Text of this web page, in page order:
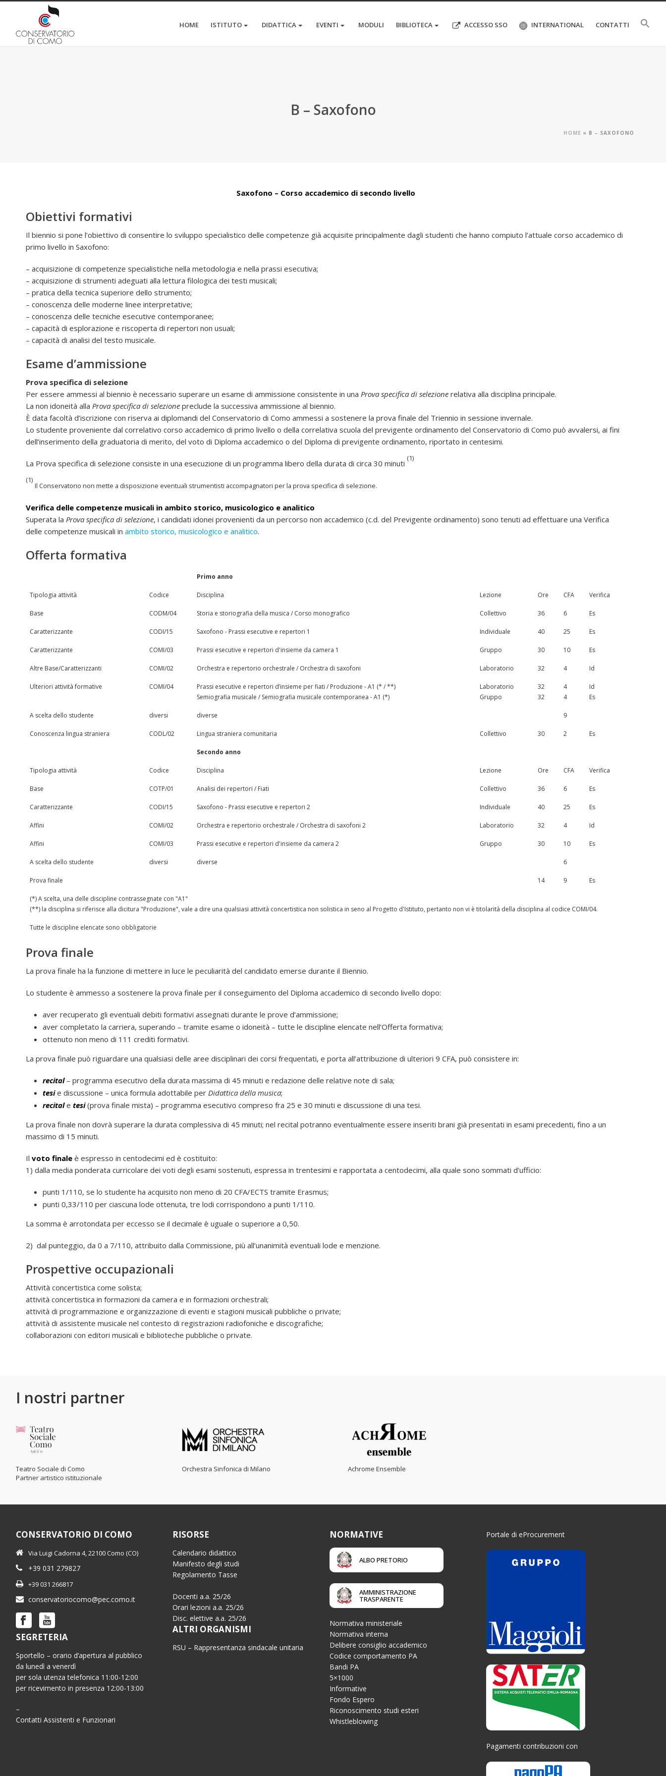
HOME ISTITUTO DIDATTICA EVENTI MODULI BIBLIOTECA ACCESSO SSO INTERNATIONAL CONTATTI
B – Saxofono
HOME » B – SAXOFONO
Saxofono – Corso accademico di secondo livello
Obiettivi formativi
Il biennio si pone l’obiettivo di consentire lo sviluppo specialistico delle competenze già acquisite principalmente dagli studenti che hanno compiuto l’attuale corso accademico di
primo livello in Saxofono:
– acquisizione di competenze specialistiche nella metodologia e nella prassi esecutiva;
– acquisizione di strumenti adeguati alla lettura filologica dei testi musicali;
– pratica della tecnica superiore dello strumento;
– conoscenza delle moderne linee interpretative;
– conoscenza delle tecniche esecutive contemporanee;
– capacità di esplorazione e riscoperta di repertori non usuali;
– capacità di analisi del testo musicale.
Esame d’ammissione
Prova specifica di selezione
Per essere ammessi al biennio è necessario superare un esame di ammissione consistente in una Prova specifica di selezione relativa alla disciplina principale.
La non idoneità alla Prova specifica di selezione preclude la successiva ammissione al biennio.
È data facoltà d’iscrizione con riserva ai diplomandi del Conservatorio di Como ammessi a sostenere la prova finale del Triennio in sessione invernale.
Lo studente proveniente dal correlativo corso accademico di primo livello o della correlativa scuola del previgente ordinamento del Conservatorio di Como può avvalersi, ai fini
dell’inserimento della graduatoria di merito, del voto di Diploma accademico o del Diploma di previgente ordinamento, riportato in centesimi.
La Prova specifica di selezione consiste in una esecuzione di un programma libero della durata di circa 30 minuti
(1)
(1)
Il Conservatorio non mette a disposizione eventuali strumentisti accompagnatori per la prova specifica di selezione.
Verifica delle competenze musicali in ambito storico, musicologico e analitico
Superata la Prova specifica di selezione, i candidati idonei provenienti da un percorso non accademico (c.d. del Previgente ordinamento) sono tenuti ad effettuare una Verifica
delle competenze musicali in ambito storico, musicologico e analitico.
Offerta formativa
Primo anno
Tipologia attività Codice Disciplina Lezione Ore CFA Verifica
Base CODM/04 Storia e storiografia della musica / Corso monografico Collettivo 36 6 Es
Caratterizzante CODI/15 Saxofono - Prassi esecutive e repertori 1 Individuale 40 25 Es
Caratterizzante COMI/03 Prassi esecutive e repertori d'insieme da camera 1 Gruppo 30 10 Es
Altre Base/Caratterizzanti COMI/02 Orchestra e repertorio orchestrale / Orchestra di saxofoni Laboratorio 32 4 Id
Ulteriori attività formative COMI/04
Prassi esecutive e repertori d’insieme per fiati / Produzione - A1 (* / **)
Semiografia musicale / Semiografia musicale contemporanea - A1 (*)
Laboratorio
Gruppo
32
32
4
4
Id
Es
A scelta dello studente diversi diverse 9
Conoscenza lingua straniera CODL/02 Lingua straniera comunitaria Collettivo 30 2 Es
Secondo anno
Tipologia attività Codice Disciplina Lezione Ore CFA Verifica
Base COTP/01 Analisi dei repertori / Fiati Collettivo 36 6 Es
Caratterizzante CODI/15 Saxofono - Prassi esecutive e repertori 2 Individuale 40 25 Es
Affini COMI/02 Orchestra e repertorio orchestrale / Orchestra di saxofoni 2 Laboratorio 32 4 Id
Affini COMI/03 Prassi esecutive e repertori d'insieme da camera 2 Gruppo 30 10 Es
A scelta dello studente diversi diverse 6
Prova finale 14 9 Es
(*) A scelta, una delle discipline contrassegnate con "A1"
(**) la disciplina si riferisce alla dicitura "Produzione", vale a dire una qualsiasi attività concertistica non solistica in seno al Progetto d'Istituto, pertanto non vi è titolarità della disciplina al codice COMI/04.
Tutte le discipline elencate sono obbligatorie
Prova finale
La prova finale ha la funzione di mettere in luce le peculiarità del candidato emerse durante il Biennio.
Lo studente è ammesso a sostenere la prova finale per il conseguimento del Diploma accademico di secondo livello dopo:
aver recuperato gli eventuali debiti formativi assegnati durante le prove d’ammissione;
aver completato la carriera, superando – tramite esame o idoneità – tutte le discipline elencate nell’Offerta formativa;
ottenuto non meno di 111 crediti formativi.
La prova finale può riguardare una qualsiasi delle aree disciplinari dei corsi frequentati, e porta all’attribuzione di ulteriori 9 CFA, può consistere in:
recital – programma esecutivo della durata massima di 45 minuti e redazione delle relative note di sala;
tesie discussione – unica formula adottabile per Didattica della musica;
recitale tesi(prova finale mista) – programma esecutivo compreso fra 25 e 30 minuti e discussione di una tesi.
La prova finale non dovrà superare la durata complessiva di 45 minuti; nel recital potranno eventualmente essere inseriti brani già presentati in esami precedenti, fino a un
massimo di 15 minuti.
Il voto finale è espresso in centodecimi ed è costituito:
1) dalla media ponderata curricolare dei voti degli esami sostenuti, espressa in trentesimi e rapportata a centodecimi, alla quale sono sommati d’ufficio:
punti 1/110, se lo studente ha acquisito non meno di 20 CFA/ECTS tramite Erasmus;
punti 0,33/110 per ciascuna lode ottenuta, tre lodi corrispondono a punti 1/110.
La somma è arrotondata per eccesso se il decimale è uguale o superiore a 0,50.
2) dal punteggio, da 0 a 7/110, attribuito dalla Commissione, più all’unanimità eventuali lode e menzione.
Prospettive occupazionali
Attività concertistica come solista;
attività concertistica in formazioni da camera e in formazioni orchestrali;
attività di programmazione e organizzazione di eventi e stagioni musicali pubbliche o private;
attività di assistente musicale nel contesto di registrazioni radiofoniche e discografiche;
collaborazioni con editori musicali e biblioteche pubbliche o private.
I nostri partner
Teatro Sociale di Como
Partner artistico istituzionale
Orchestra Sinfonica di Milano Achrome Ensemble
CONSERVATORIO DI COMO
Via Luigi Cadorna 4, 22100 Como (CO)
+39 031 279827
+39 031 266817
conservatoriocomo@pec.como.it
SEGRETERIA
Sportello – orario d’apertura al pubblico
da lunedì a venerdì
per sola utenza telefonica 11:00-12:00
per ricevimento in presenza 12:00-13:00
–
Contatti Assistenti e Funzionari
RISORSE
Calendario didattico
Manifesto degli studi
Regolamento Tasse
Docenti a.a. 25/26
Orari lezioni a.a. 25/26
Disc. elettive a.a. 25/26
ALTRI ORGANISMI
RSU – Rappresentanza sindacale unitaria
NORMATIVE
ALBO PRETORIO
AMMINISTRAZIONE
TRASPARENTE
Normativa ministeriale
Normativa interna
Delibere consiglio accademico
Codice comportamento PA
Bandi PA
5×1000
Informative
Fondo Espero
Riconoscimento studi esteri
Whistleblowing
Portale di eProcurement
Pagamenti contribuzioni con